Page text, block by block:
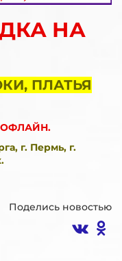
НА
ПЛАТЬЯ
ОФЛАЙН.
г. Пермь, г.
Поделись новостью